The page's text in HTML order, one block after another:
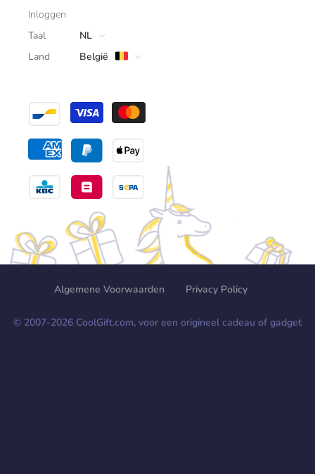
Inloggen
Taal
NL
Land
België
Algemene Voorwaarden Privacy Policy
© 2007-2026 CoolGift.com, voor een origineel cadeau of gadget